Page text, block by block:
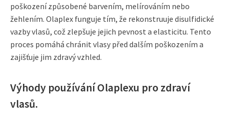
poškození způsobené barvením, melírováním nebo
žehlením. Olaplex funguje tím, že rekonstruuje disulfidické
vazby vlasů, což zlepšuje jejich pevnost a elasticitu. Tento
proces pomáhá chránit vlasy před dalším poškozením a
zajišťuje jim zdravý vzhled.
Výhody používání Olaplexu pro zdraví
vlasů.